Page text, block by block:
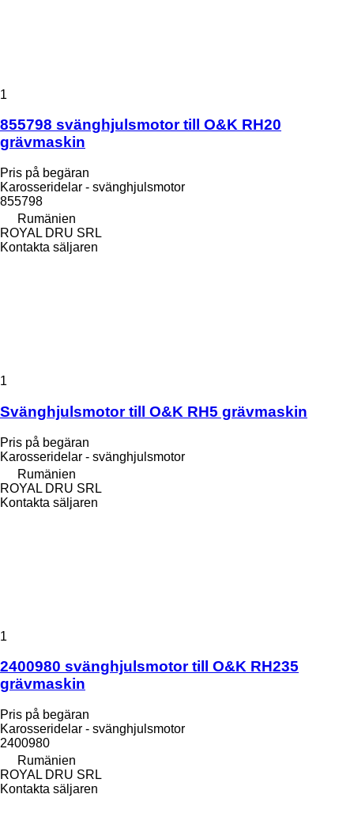
1
855798 svänghjulsmotor till O&K RH20
grävmaskin
Pris på begäran
Karosseridelar - svänghjulsmotor
855798
Rumänien
ROYAL DRU SRL
Kontakta säljaren
1
Svänghjulsmotor till O&K RH5 grävmaskin
Pris på begäran
Karosseridelar - svänghjulsmotor
Rumänien
ROYAL DRU SRL
Kontakta säljaren
1
2400980 svänghjulsmotor till O&K RH235
grävmaskin
Pris på begäran
Karosseridelar - svänghjulsmotor
2400980
Rumänien
ROYAL DRU SRL
Kontakta säljaren